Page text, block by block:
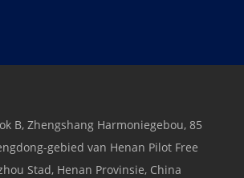
B, Zhengshang Harmoniegebou, 85
gebied van Henan Pilot Free
Stad, Henan Provinsie, China